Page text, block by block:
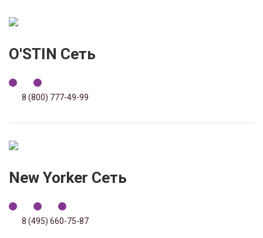
O'STIN Сеть
8 (800) 777-49-99
New Yorker Сеть
8 (495) 660-75-87